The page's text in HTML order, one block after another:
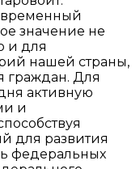
значение не
и для
нашей страны,
граждан. Для
активную
и
для развития
федеральных